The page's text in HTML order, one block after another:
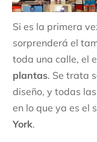
Si es la primera
sorprenderá el
toda una calle, el
plantas. Se trata
diseño, y todas
en lo que ya es el
York.